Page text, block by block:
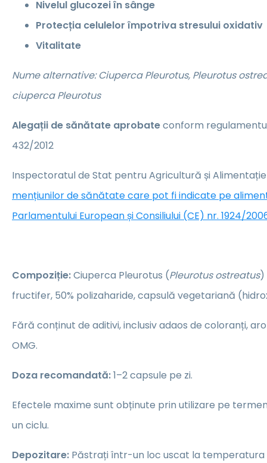
Nivelul glucozei în sânge
Protecția celulelor împotriva stresului oxidativ
Vitalitate
Nume alternative: Ciuperca Pleurotus, Pleurotus
ciuperca Pleurotus
Alegații de sănătate aprobateconform
432/2012
Inspectoratul de Stat pentru Agricultură și
mențiunilor de sănătate care pot fi indicate pe
Parlamentului European și Consiliului (CE) nr. 1924/
Compoziție:Ciuperca Pleurotus (Pleurotus ostreatus)
fructifer, 50% polizaharide, capsulă vegetariană
Fără conținut de aditivi, inclusiv adaos de coloranți,
OMG.
Doza recomandată:1–2 capsule pe zi.
Efectele maxime sunt obținute prin utilizare pe
un ciclu.
Depozitare: Păstrați într-un loc uscat la temperatura